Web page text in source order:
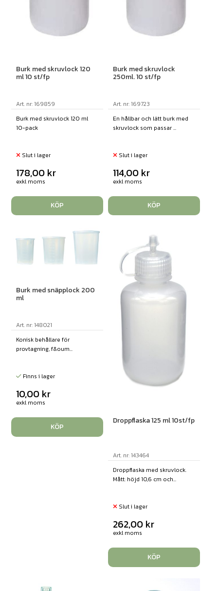
Burk med skruvlock 120
ml 10 st/fp
Art. nr: 169859
Burk med skruvlock 120 ml
10-pack
Slut i lager
178,00 kr
exkl moms
KÖP
Burk med skruvlock
250ml. 10 st/fp
Art. nr: 169723
En hållbar och lätt burk med
skruvlock som passar ...
Slut i lager
114,00 kr
exkl moms
KÖP
Burk med snäpplock 200
ml
Art. nr: 148021
Konisk behållare för
provtagning, f&oum...
Finns i lager
10,00 kr
exkl moms
KÖP
Droppflaska 125 ml 10st/fp
Art. nr: 143464
Droppflaska med skruvlock.
Mått: höjd 10,6 cm och...
Slut i lager
262,00 kr
exkl moms
KÖP